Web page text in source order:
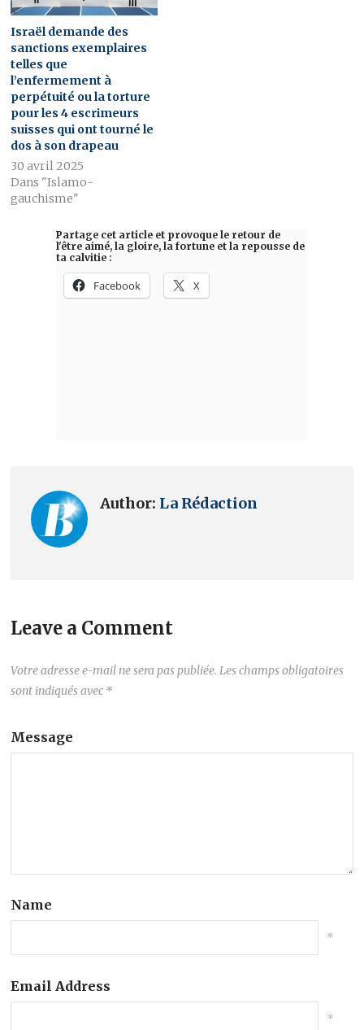
Israël demande des
sanctions exemplaires
telles que
l’enfermement à
perpétuité ou la torture
pour les 4 escrimeurs
suisses qui ont tourné le
dos à son drapeau
30 avril 2025
Dans "Islamo-
gauchisme"
Author: La Rédaction
Leave a Comment
Votre adresse e-mail ne sera pas publiée. Les champs obligatoires
sont indiqués avec *
Message
Name
*
Email Address
*